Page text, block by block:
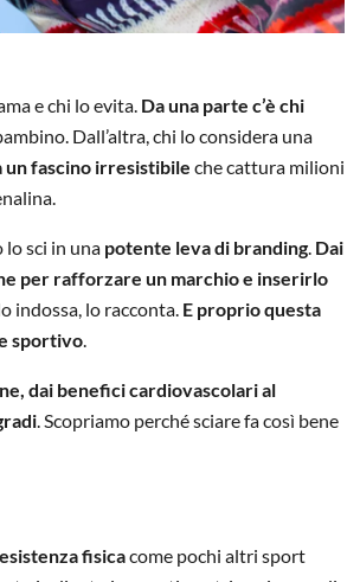
e chi lo evita. Da una parte c’è chi
Dall’altra, chi lo considera una
un fascino irresistibile che cattura milioni
sci in una potente leva di branding. Dai
per rafforzare un marchio e inserirlo
indossa, lo racconta. E proprio questa
sportivo.
dai benefici cardiovascolari al
. Scopriamo perché sciare fa così bene
fisicacome pochi altri sport